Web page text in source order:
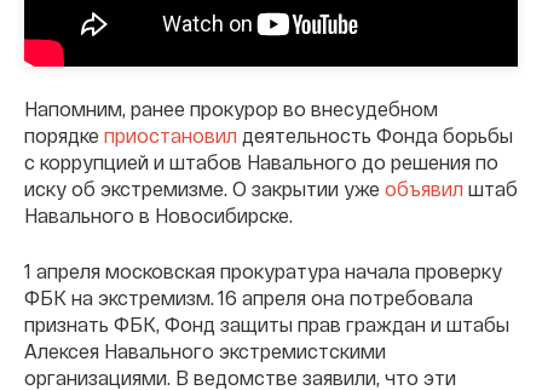
Напомним, ранее прокурор во внесудебном
порядке приостановил деятельность Фонда борьбы
с коррупцией и штабов Навального до решения по
иску об экстремизме. О закрытии уже объявил штаб
Навального в Новосибирске.
1 апреля московская прокуратура начала проверку
ФБК на экстремизм. 16 апреля она потребовала
признать ФБК, Фонд защиты прав граждан и штабы
Алексея Навального экстремистскими
организациями. В ведомстве заявили, что эти